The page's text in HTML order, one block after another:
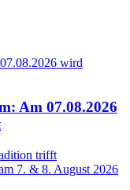
Am 07.08.2026